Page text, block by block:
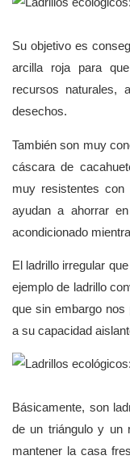
Su objetivo es
arcilla roja para
recursos naturales,
desechos.
También son muy
cáscara de
muy resistentes con
ayudan a ahorrar
acondicionado
El ladrillo irregular
ejemplo de ladrillo
que sin embargo nos
a su capacidad
Básicamente, son
de un triángulo y un
mantener la casa